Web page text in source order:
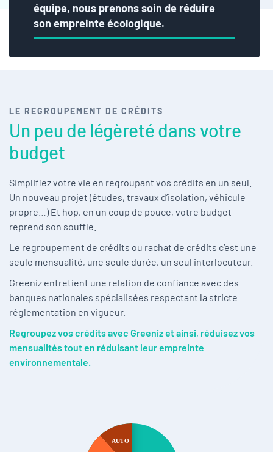
équipe, nous prenons soin de réduire
son empreinte écologique.
LE REGROUPEMENT DE CRÉDITS
Un peu de légèretédans votre
budget
Simplifiez votre vie en regroupant vos crédits en un seul.
Un nouveau projet (études, travaux d’isolation, véhicule
propre…) Et hop, en un coup de pouce, votre budget
reprend son souffle.
Le regroupement de crédits ou rachat de crédits c’est une
seule mensualité, une seule durée, un seul interlocuteur.
Greeniz entretient une relation de confiance avec des
banques nationales spécialisées respectant la stricte
réglementation en vigueur.
Regroupez vos crédits avec Greeniz et ainsi, réduisez vos
mensualités tout en réduisant leur empreinte
environnementale.